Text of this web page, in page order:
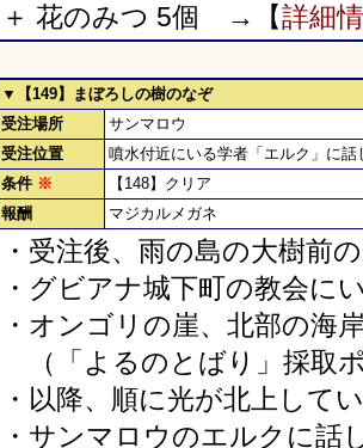
＋ 花のみつ 5個 →【詳細
▼【149】まぼろしの樹のなぞ
受注場所
サンマロウ
受注位置
噴水付近にいる学者「エルク」に話
条件 ※
【148】クリア
報酬
マジカルメガネ
・受注後、雨の島の大樹前
・グビアナ城下町の教会に
・オンゴリの崖、北部の海
（「よるのとばり」採取
・以降、順に光が北上して
・サンマロウのエルクに